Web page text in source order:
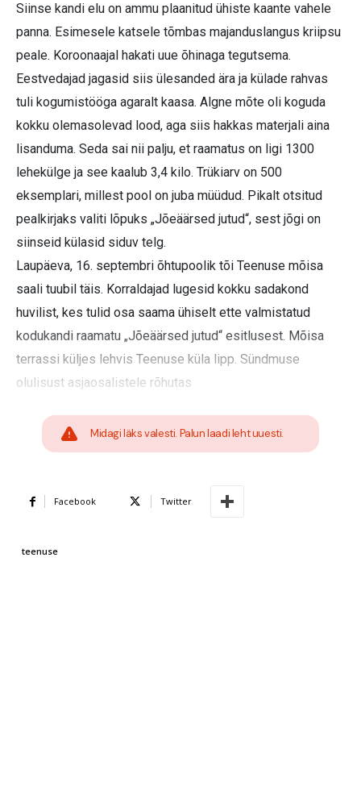
Siinse kandi elu on ammu plaanitud ühiste kaante vahele
panna. Esimesele katsele tõmbas majanduslangus kriipsu
peale. Koroonaajal hakati uue õhinaga tegutsema.
Eestvedajad jagasid siis ülesanded ära ja külade rahvas
tuli kogumistööga agaralt kaasa. Algne mõte oli koguda
kokku olemasolevad lood, aga siis hakkas materjali aina
lisanduma. Seda sai nii palju, et raamatus on ligi 1300
lehekülge ja see kaalub 3,4 kilo. Trükiarv on 500
eksemplari, millest pool on juba müüdud. Pikalt otsitud
pealkirjaks valiti lõpuks „Jõeäärsed jutud“, sest jõgi on
siinseid külasid siduv telg.
Laupäeva, 16. septembri õhtupoolik tõi Teenuse mõisa
saali tuubil täis. Korraldajad lugesid kokku sadakond
huvilist, kes tulid osa saama ühiselt ette valmistatud
kodukandi raamatu „Jõeäärsed jutud“ esitlusest. Mõisa
terrassi küljes lehvis Teenuse küla lipp. Sündmuse
olulisust asjaosalistele rõhutas
Midagi läks valesti. Palun laadi leht uuesti.
Facebook Twitter
teenuse